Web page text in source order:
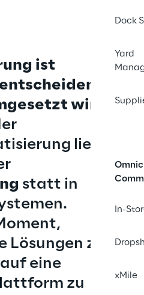
Dock
Yard
In-
xMile
ist
wird.
liegt
statt in
zu
eine
zu